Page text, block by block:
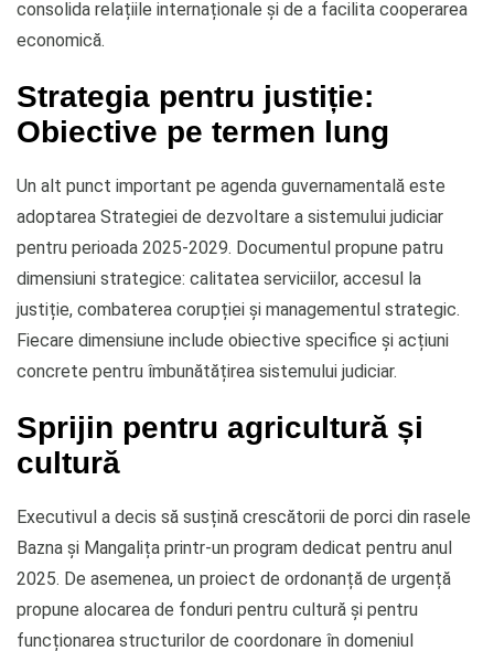
consolida relațiile internaționale și de a facilita cooperarea
economică.
Strategia pentru justiție:
Obiective pe termen lung
Un alt punct important pe agenda guvernamentală este
adoptarea Strategiei de dezvoltare a sistemului judiciar
pentru perioada 2025-2029. Documentul propune patru
dimensiuni strategice: calitatea serviciilor, accesul la
justiție, combaterea corupției și managementul strategic.
Fiecare dimensiune include obiective specifice și acțiuni
concrete pentru îmbunătățirea sistemului judiciar.
Sprijin pentru agricultură și
cultură
Executivul a decis să susțină crescătorii de porci din rasele
Bazna și Mangalița printr-un program dedicat pentru anul
2025. De asemenea, un proiect de ordonanță de urgență
propune alocarea de fonduri pentru cultură și pentru
funcționarea structurilor de coordonare în domeniul